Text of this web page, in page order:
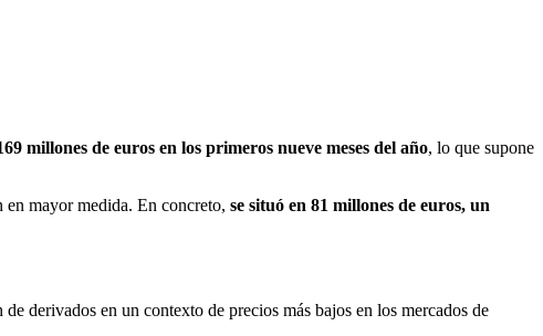
millones de euros en los primeros nueve meses del año, lo que supone
en mayor medida. En concreto, se situó en 81 millones de euros, un
derivados en un contexto de precios más bajos en los mercados de